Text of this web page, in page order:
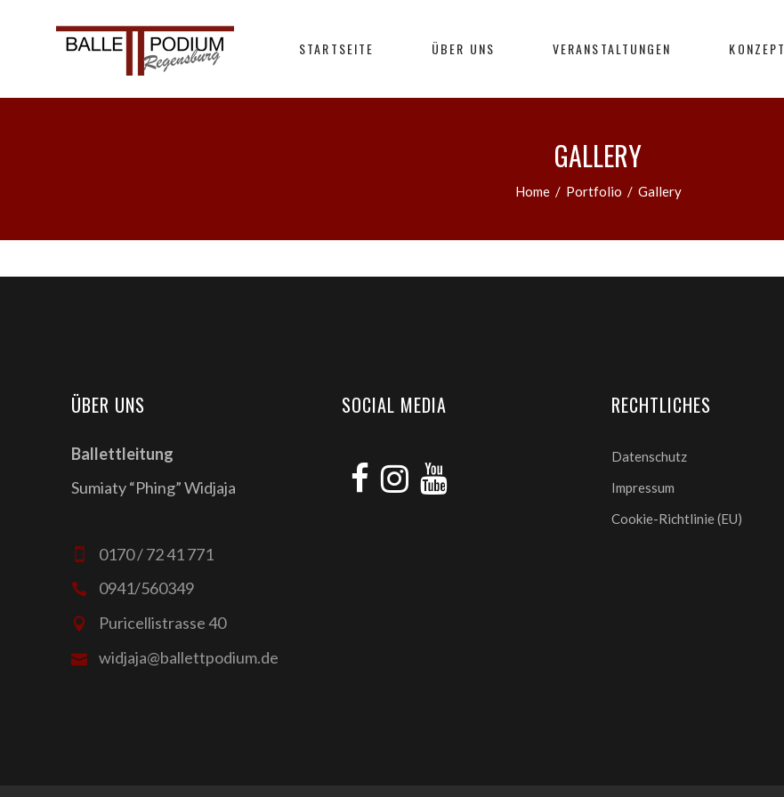
STARTSEITE ÜBER UNS VERANSTALTUNGEN KONZEPT
GALLERY
Home/ Portfolio / Gallery
ÜBER UNS
Ballettleitung
Sumiaty “Phing” Widjaja
0170 / 72 41 771
0941/560349
Puricellistrasse 40
widjaja@ballettpodium.de
SOCIAL MEDIA RECHTLICHES
Datenschutz
Impressum
Cookie-Richtlinie (EU)